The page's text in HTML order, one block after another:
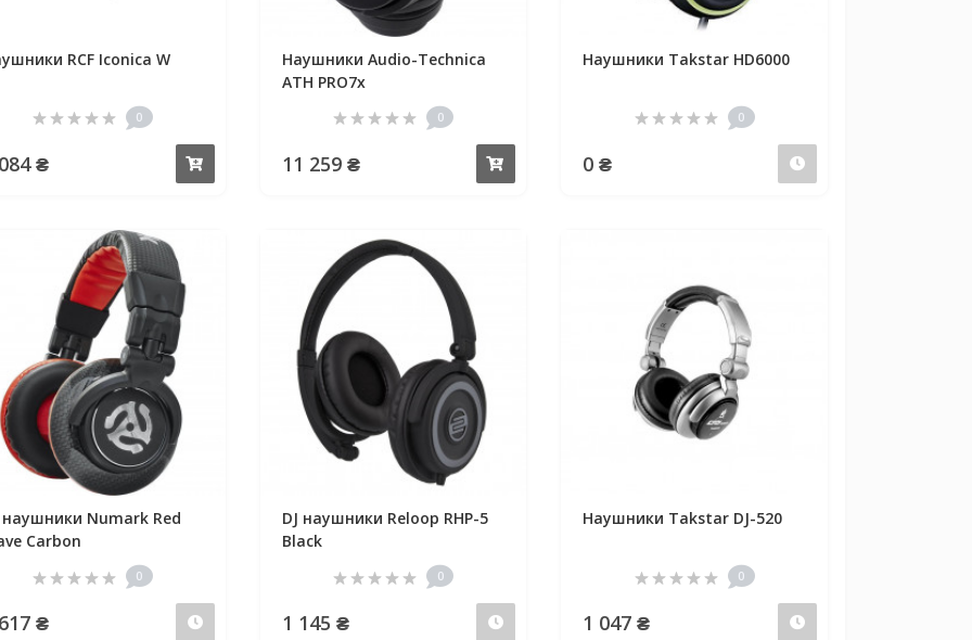
RCF Iconica W
0
₴
Наушники Audio-Technica
ATH PRO7x
0
11 259 ₴
Наушники Takstar HD6000
0
0 ₴
наушники Numark Red
Carbon
0
₴ Предзаказ
DJ наушники Reloop RHP-5
Black
0
1 145 ₴ Предзаказ
Наушники Takstar DJ-520
0
1 047 ₴